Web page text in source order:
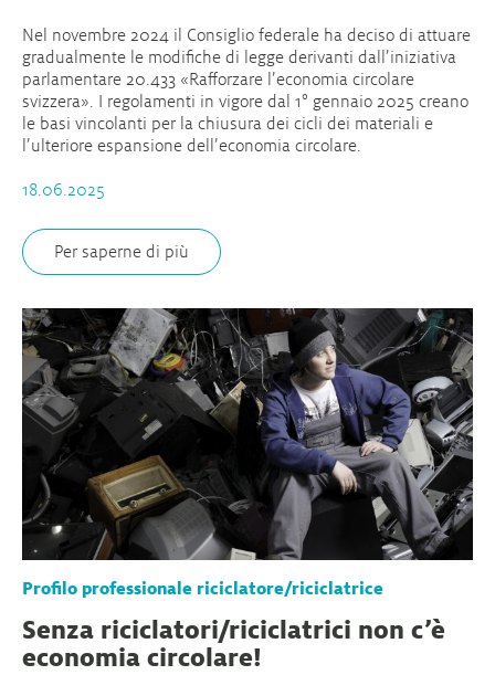
Nel novembre 2024 il Consiglio federale ha deciso di attuare
gradualmente le modifiche di legge derivanti dall’iniziativa
parlamentare 20.433 «Rafforzare l’economia circolare
svizzera». I regolamenti in vigore dal 1° gennaio 2025 creano
le basi vincolanti per la chiusura dei cicli dei materiali e
l’ulteriore espansione dell’economia circolare.
18.06.2025
Per saperne di più
Profilo professionale riciclatore/riciclatrice
Senza riciclatori/riciclatrici non c’è
economia circolare!